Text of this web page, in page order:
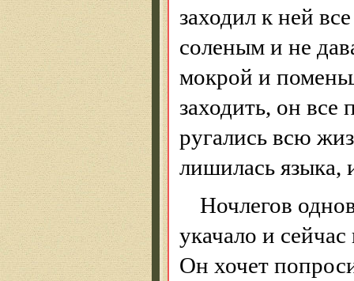
заходил к ней
соленым и не
мокрой и
заходить, он все
ругались всю
лишилась языка,
Ночлегов
укачало и
Он хочет